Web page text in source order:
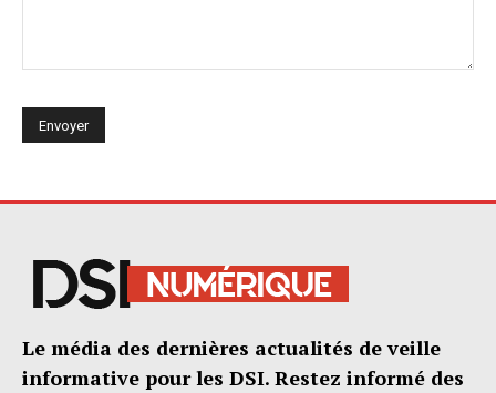
Le média des dernières actualités de veille
informative pour les DSI. Restez informé des